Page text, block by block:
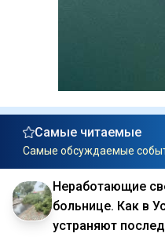
Самые читаемые
Самые обсуждаемые
Неработающие
больнице. Как в
устраняют